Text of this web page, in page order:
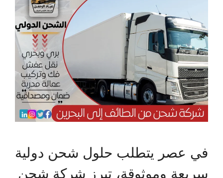
في عصر يتطلب حلول شحن دولية
سريعة وموثوقة، تبرز شركة شحن